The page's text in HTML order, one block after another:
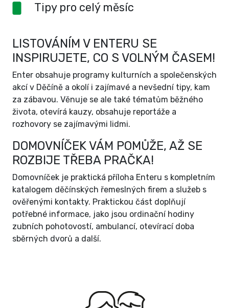
Tipy pro celý měsíc
LISTOVÁNÍM V ENTERU SE
INSPIRUJETE, CO S VOLNÝM ČASEM!
Enter obsahuje programy kulturních a společenských
akcí v Děčíně a okolí i zajímavé a nevšední tipy, kam
za zábavou. Věnuje se ale také tématům běžného
života, otevírá kauzy, obsahuje reportáže a
rozhovory se zajímavými lidmi.
DOMOVNÍČEK VÁM POMŮŽE, AŽ SE
ROZBIJE TŘEBA PRAČKA!
Domovníček je praktická příloha Enteru s kompletním
katalogem děčínských řemeslných firem a služeb s
ověřenými kontakty. Praktickou část doplňují
potřebné informace, jako jsou ordinační hodiny
zubních pohotovostí, ambulancí, otevírací doba
sběrných dvorů a další.